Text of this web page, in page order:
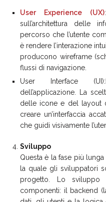
User Experience (UX)
sull’architettura delle
percorso che l’utente
è rendere l’interazione
producono wireframe
flussi di navigazione.
User Interface
dell’applicazione. La
delle icone e del layout
creare un’interfaccia
che guidi visivamente
Sviluppo
Questa è la fase più
la quale gli sviluppatori
progetto. Lo
componenti: il backend